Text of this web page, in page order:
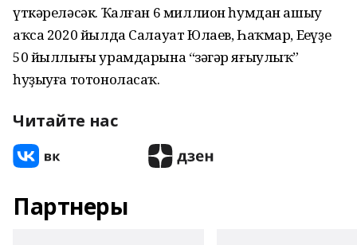
үткәреләсәк. Ҡалған 6 миллион һумдан ашыу
аҡса 2020 йылда Салауат Юлаев, Һаҡмар, Еңеүҙең
50 йыллығы урамдарына “зәңгәр яғыулыҡ”
һуҙыуға тотоноласаҡ.
Читайте нас
Партнеры